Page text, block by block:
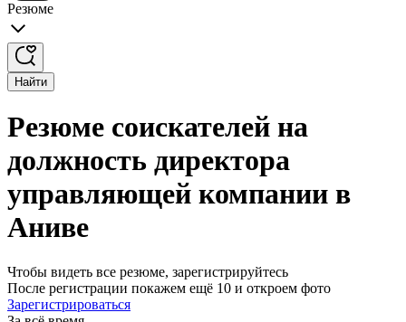
Резюме
Найти
Резюме соискателей на
должность директора
управляющей компании в
Аниве
Чтобы видеть все резюме, зарегистрируйтесь
После регистрации покажем ещё 10 и откроем фото
Зарегистрироваться